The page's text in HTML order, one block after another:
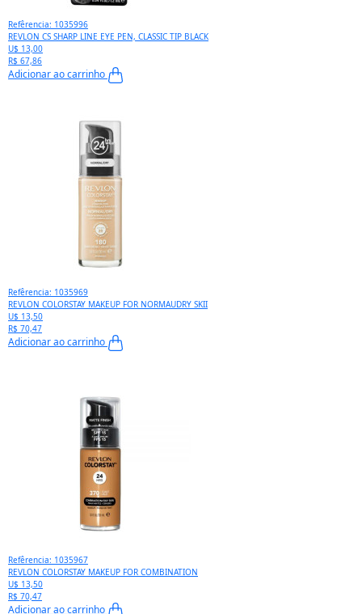
Refêrencia: 1035996
REVLON CS SHARP LINE EYE PEN, CLASSIC TIP BLACK
U$ 13,00
R$ 67,86
Adicionar ao carrinho
Refêrencia: 1035969
REVLON COLORSTAY MAKEUP FOR NORMAUDRY SKII
U$ 13,50
R$ 70,47
Adicionar ao carrinho
Refêrencia: 1035967
REVLON COLORSTAY MAKEUP FOR COMBINATION
U$ 13,50
R$ 70,47
Adicionar ao carrinho